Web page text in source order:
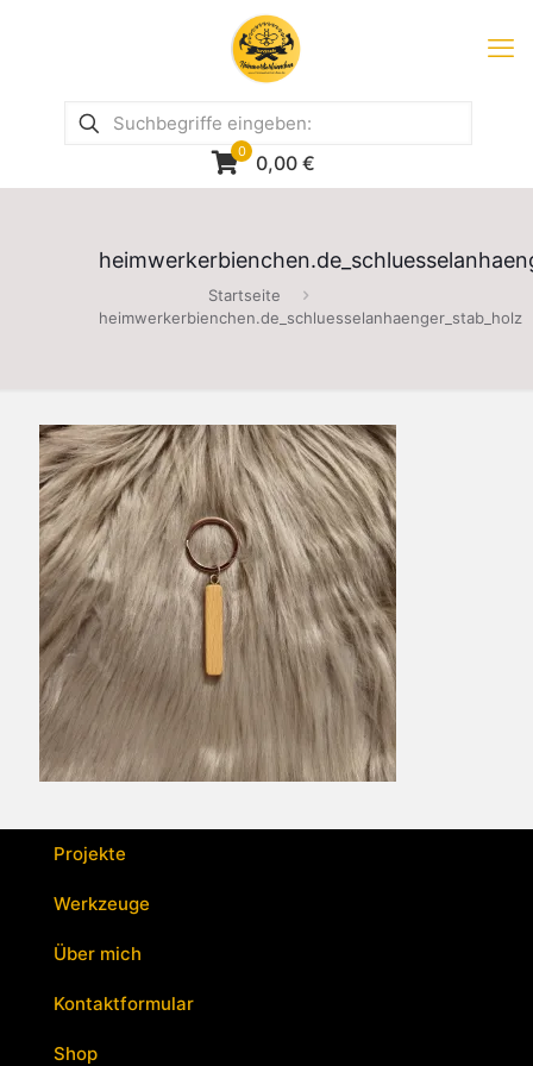
0 0,00 €
Startseite
heimwerkerbienchen.de_schluesselanhaenger_stab_holz
Projekte
Werkzeuge
Über mich
Kontaktformular
Shop